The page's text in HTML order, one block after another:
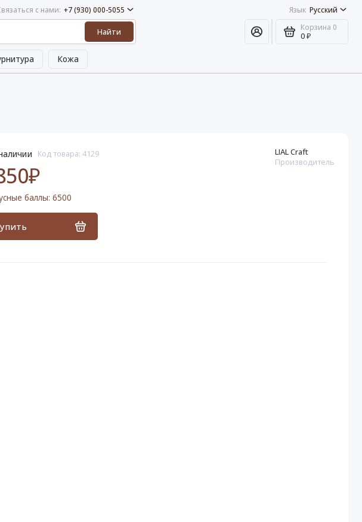
с нами: +7 (930) 000-5055 Язык Русский
Найти Корзина 0
0 ₽
Кожа
Код товара: 4129
LIAL Craft
Производитель
баллы: 6500